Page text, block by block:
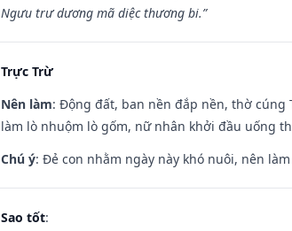
Ngưu trư dương mã diệc thương bi.”
Trực Trừ
Nên làm: Động đất, ban nền đắp nền, thờ cúng
làm lò nhuộm lò gốm, nữ nhân khởi đầu uống
Chú ý: Đẻ con nhằm ngày này khó nuôi, nên
Sao tốt: